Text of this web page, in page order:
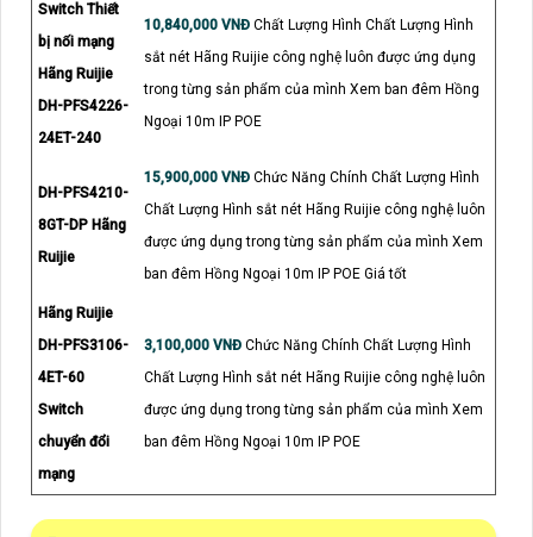
Switch Thiết
bị nối mạng
Hãng Ruijie
DH-PFS4226-
24ET-240
10,840,000 VNĐ Chất Lượng Hình Chất Lượng Hình
sắt nét Hãng Ruijie công nghệ luôn được ứng dụng
trong từng sản phẩm của mình Xem ban đêm Hồng
Ngoại 10m IP POE
DH-PFS4210-
8GT-DP Hãng
Ruijie
15,900,000 VNĐ Chức Năng Chính Chất Lượng Hình
Chất Lượng Hình sắt nét Hãng Ruijie công nghệ luôn
được ứng dụng trong từng sản phẩm của mình Xem
ban đêm Hồng Ngoại 10m IP POE Giá tốt
Hãng Ruijie
DH-PFS3106-
4ET-60
Switch
chuyển đổi
mạng
3,100,000 VNĐ Chức Năng Chính Chất Lượng Hình
Chất Lượng Hình sắt nét Hãng Ruijie công nghệ luôn
được ứng dụng trong từng sản phẩm của mình Xem
ban đêm Hồng Ngoại 10m IP POE